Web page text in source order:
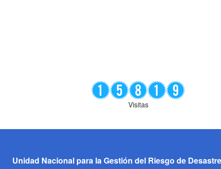
Visitas
Unidad Nacional para la Gestión del Riesgo de